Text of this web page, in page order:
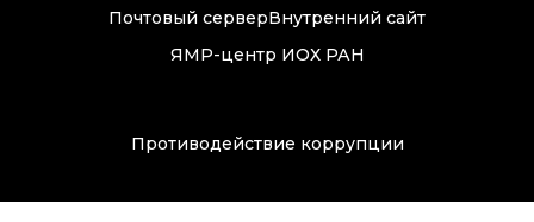
История ВХК РАН
Достижения
Почтовый серверВнутренний сайт
ЯМР-центр ИОХ РАН
Противодействие коррупции